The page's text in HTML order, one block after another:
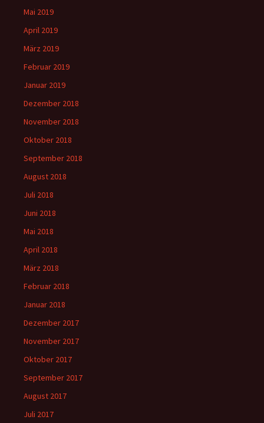
Mai 2019
April 2019
März 2019
Februar 2019
Januar 2019
Dezember 2018
November 2018
Oktober 2018
September 2018
August 2018
Juli 2018
Juni 2018
Mai 2018
April 2018
März 2018
Februar 2018
Januar 2018
Dezember 2017
November 2017
Oktober 2017
September 2017
August 2017
Juli 2017